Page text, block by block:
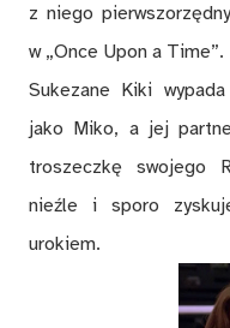
z niego
w „Once Upon a Time”.
Sukezane Kiki
jako Miko, a jej
troszeczkę swojego
nieźle i sporo
urokiem.